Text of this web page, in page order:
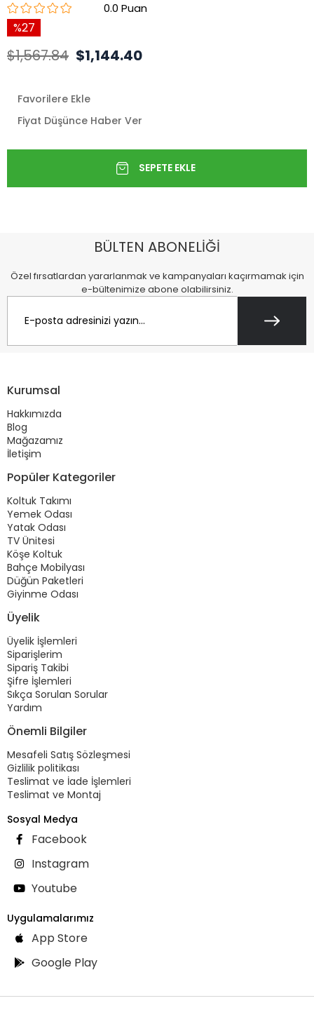
0.0
27
$1,567.84 $1,144.40
Favorilere Ekle
Fiyat Düşünce Haber Ver
BÜLTEN ABONELİĞİ
Özel fırsatlardan yararlanmak ve kampanyaları kaçırmamak için
e-bültenimize abone olabilirsiniz.
Kurumsal
Hakkımızda
Blog
Mağazamız
İletişim
Popüler Kategoriler
Koltuk Takımı
Yemek Odası
Yatak Odası
TV Ünitesi
Köşe Koltuk
Bahçe Mobilyası
Düğün Paketleri
Giyinme Odası
Üyelik
Üyelik İşlemleri
Siparişlerim
Sipariş Takibi
Şifre İşlemleri
Sıkça Sorulan Sorular
Yardım
Önemli Bilgiler
Mesafeli Satış Sözleşmesi
Gizlilik politikası
Teslimat ve İade İşlemleri
Teslimat ve Montaj
Sosyal Medya
Facebook
Instagram
Youtube
Uygulamalarımız
App Store
Google Play